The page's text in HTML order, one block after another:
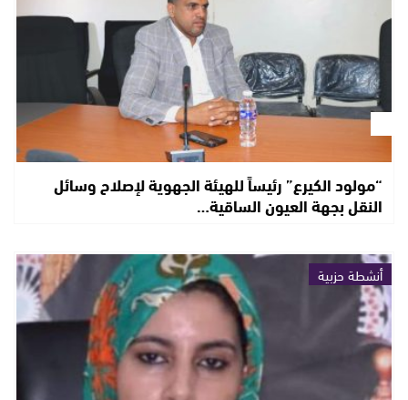
“مولود الكيرع” رئيساً للهيئة الجهوية لإصلاح وسائل
النقل بجهة العيون الساقية…
أنشطة حزبية